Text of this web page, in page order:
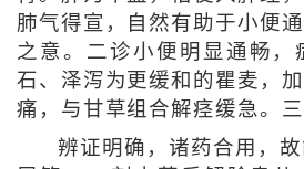
肺气得宣，自然有助于小便
之意。二诊小便明显通畅，
石、泽泻为更缓和的瞿麦，
痛，与甘草组合解痉缓急。三
辨证明确，诸药合用，